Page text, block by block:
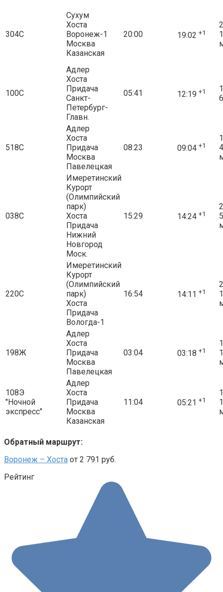
304С
Сухум
Хоста
Воронеж-1
Москва
Казанская
20:00 19:02 +1
1
100С
Адлер
Хоста
Придача
Санкт-
Петербург-
Главн.
05:41 12:19 +1
518С
Адлер
Хоста
Придача
Москва
Павелецкая
08:23 09:04 +1
038С
Имеретинский
Курорт
(Олимпийский
парк)
Хоста
Придача
Нижний
Новгород
Моск.
15:29 14:24 +1
220С
Имеретинский
Курорт
(Олимпийский
парк)
Хоста
Придача
Вологда-1
16:54 14:11 +1
198Ж
Адлер
Хоста
Придача
Москва
Павелецкая
03:04 03:18 +1
108Э
"Ночной
экспресс"
Адлер
Хоста
Придача
Москва
Казанская
11:04 05:21 +1
Обратный маршрут:
Воронеж – Хоста от 2 791 руб.
Рейтинг